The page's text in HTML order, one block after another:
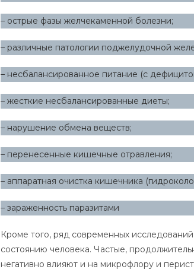
– острые фазы желчекаменной болезни;
– различные патологии поджелудочной
– несбалансированное питание (с
– жесткие несбалансированные диеты;
– нарушение обмена веществ;
– перенесенные кишечные отравления;
– аппаратная очистка кишечника
– зараженность паразитами
Кроме того, ряд современных
состоянию человека. Частые,
негативно влияют и на микрофлору и